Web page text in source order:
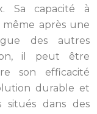
Sa capacité à
même après une
des autres
il peut être
son efficacité
durable et
situés dans des